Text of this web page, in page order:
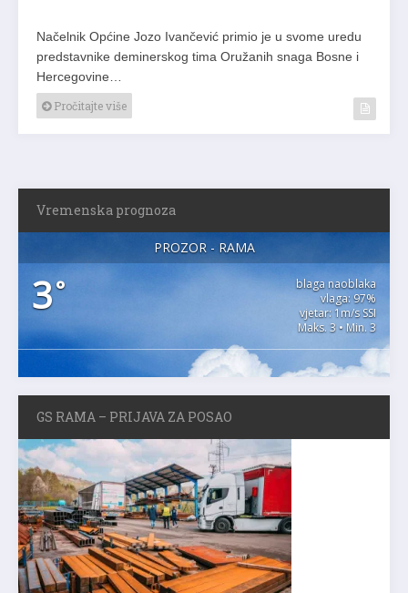
Načelnik Općine Jozo Ivančević primio je u svome uredu
predstavnike deminerskog tima Oružanih snaga Bosne i
Hercegovine…
Pročitajte više
Vremenska prognoza
PROZOR - RAMA
3°
blaga naoblaka
vlaga: 97%
vjetar: 1m/s SSI
Maks. 3 • Min. 3
GS RAMA – PRIJAVA ZA POSAO